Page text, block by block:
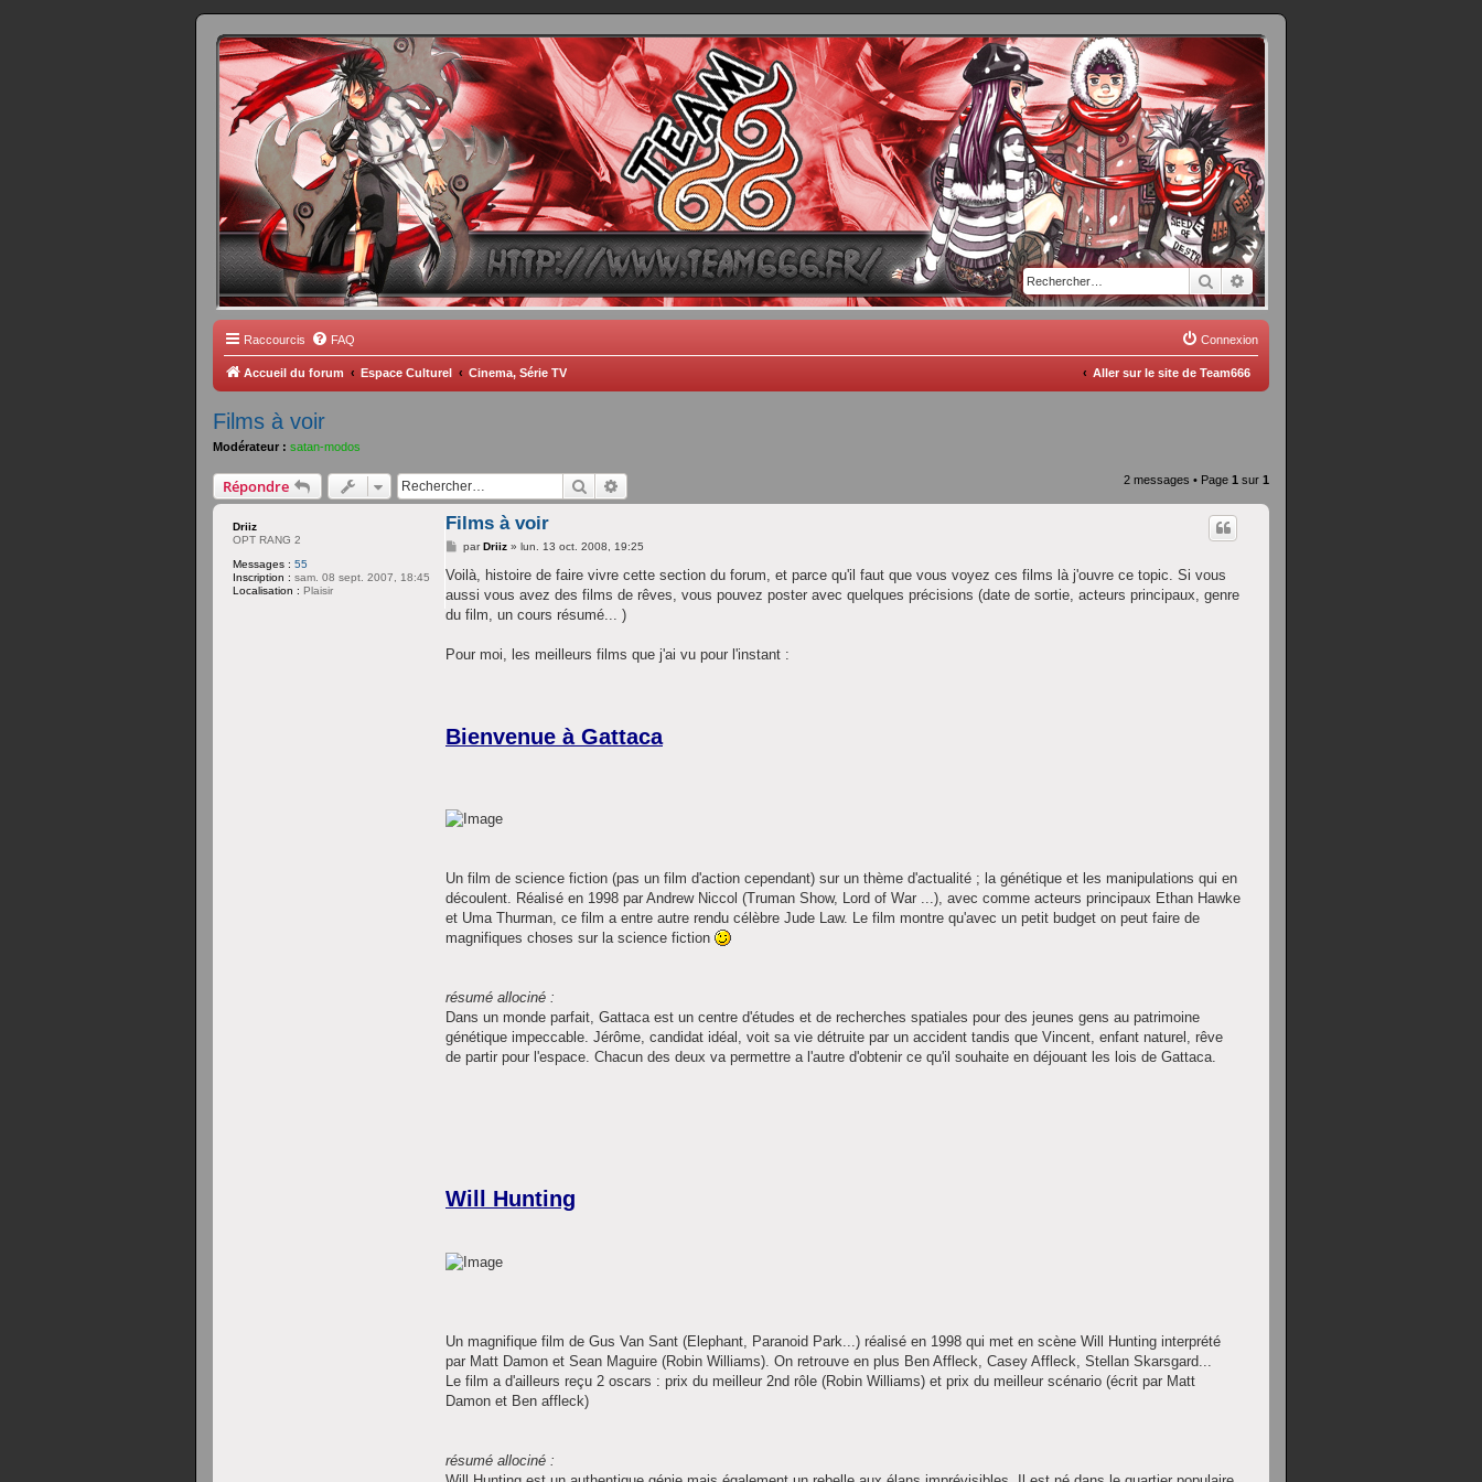
FORUM TEAM 666
Scantrad Ares, B One, Blaster Knuckle et Death Trance
RechercherRecherche avancée
Raccourcis FAQ Connexion
Accueil du forum Espace Culturel Cinema, Série TV Aller sur le site de Team666
Films à voir
Modérateur : satan-modos
Répondre Rechercher 2 messages • Page 1 sur 1
Driiz
OPT RANG 2
Messages : 55
Inscription : sam. 08 sept. 2007, 18:45
Localisation : Plaisir
Films à voir
M
s
a
g
parDriiz» lun. 13 oct. 2008, 19:25
Voilà, histoire de faire vivre cette section du forum, et parce qu'il faut que vous voyez ces films là j'ouvre ce topic. Si vous
aussi vous avez des films de rêves, vous pouvez poster avec quelques précisions (date de sortie, acteurs principaux, genre
du film, un cours résumé... )
Pour moi, les meilleurs films que j'ai vu pour l'instant :
Bienvenue à Gattaca
Un film de science fiction (pas un film d'action cependant) sur un thème d'actualité ; la génétique et les manipulations qui en
découlent. Réalisé en 1998 par Andrew Niccol (Truman Show, Lord of War ...), avec comme acteurs principaux Ethan Hawke
et Uma Thurman, ce film a entre autre rendu célèbre Jude Law. Le film montre qu'avec un petit budget on peut faire de
magnifiques choses sur la science fiction
résumé allociné :
Dans un monde parfait, Gattaca est un centre d'études et de recherches spatiales pour des jeunes gens au patrimoine
génétique impeccable. Jérôme, candidat idéal, voit sa vie détruite par un accident tandis que Vincent, enfant naturel, rêve
de partir pour l'espace. Chacun des deux va permettre a l'autre d'obtenir ce qu'il souhaite en déjouant les lois de Gattaca.
Will Hunting
Un magnifique film de Gus Van Sant (Elephant, Paranoid Park...) réalisé en 1998 qui met en scène Will Hunting interprété
par Matt Damon et Sean Maguire (Robin Williams). On retrouve en plus Ben Affleck, Casey Affleck, Stellan Skarsgard...
Le film a d'ailleurs reçu 2 oscars : prix du meilleur 2nd rôle (Robin Williams) et prix du meilleur scénario (écrit par Matt
Damon et Ben affleck)
résumé allociné :